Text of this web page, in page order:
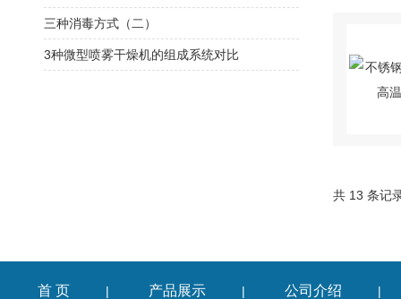
共 13 条记
三种消毒方式（二）
3种微型喷雾干燥机的组成系统对比
首 页 | 产品展示 | 公司介绍 |